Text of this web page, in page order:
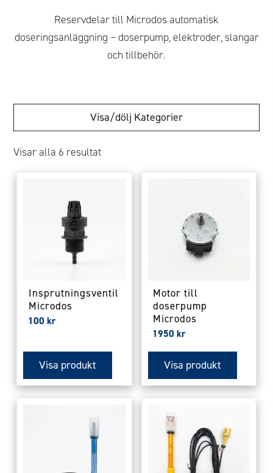
Reservdelar till Microdos automatisk
doseringsanläggning – doserpump, elektroder, slangar
och tillbehör.
Kategorier
Visar alla 6 resultat
Insprutningsventil
Microdos
100kr
Visa produkt
Motor till
doserpump
Microdos
1950kr
Visa produkt